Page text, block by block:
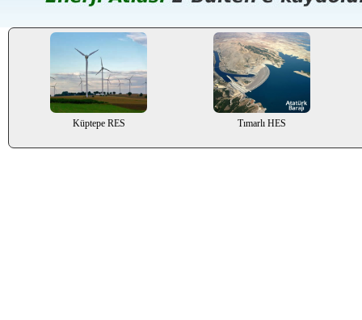
Küptepe RES Tımarlı HES